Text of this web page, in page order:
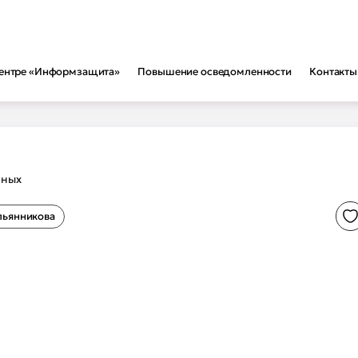
«Информзащита» Повышение осведомленности Контакты
обучение
от утечек
данных
Экзамен